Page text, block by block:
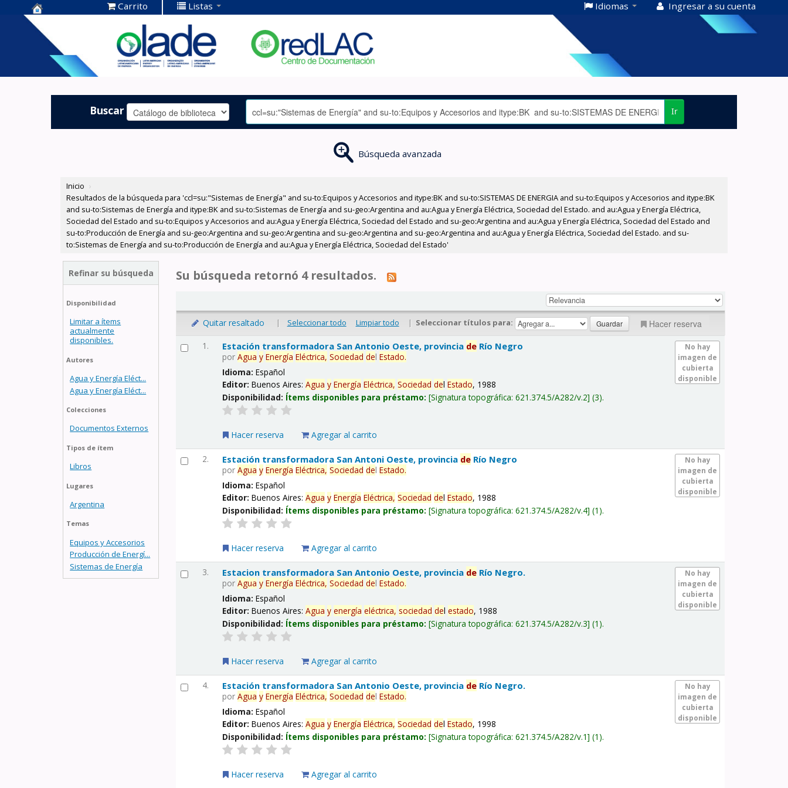
Centro de
Documentación
OLADE -
Carrito Listas Idiomas Ingresar a su cuenta
Buscar Ir
Búsqueda avanzada
Inicio ›
Resultados de la búsqueda para 'ccl=su:"Sistemas de Energía" and su-to:Equipos y Accesorios and itype:BK and su-to:SISTEMAS DE ENERGIA and su-to:Equipos y Accesorios and itype:BK
and su-to:Sistemas de Energía and itype:BK and su-to:Sistemas de Energía and su-geo:Argentina and au:Agua y Energía Eléctrica, Sociedad del Estado. and au:Agua y Energía Eléctrica,
Sociedad del Estado and su-to:Equipos y Accesorios and au:Agua y Energía Eléctrica, Sociedad del Estado and su-geo:Argentina and au:Agua y Energía Eléctrica, Sociedad del Estado and
su-to:Producción de Energía and su-geo:Argentina and su-geo:Argentina and su-geo:Argentina and su-geo:Argentina and au:Agua y Energía Eléctrica, Sociedad del Estado. and su-
to:Sistemas de Energía and su-to:Producción de Energía and au:Agua y Energía Eléctrica, Sociedad del Estado'
Refinar su búsqueda
Disponibilidad
Limitar a ítems
actualmente
disponibles.
Autores
Agua y Energía Eléct...
Agua y Energía Eléct...
Colecciones
Documentos Externos
Tipos de ítem
Libros
Lugares
Argentina
Temas
Equipos y Accesorios
Producción de Energí...
Sistemas de Energía
Su búsqueda retornó 4 resultados.
Quitar resaltado | Seleccionar todo Limpiar todo | Seleccionar títulos para: Hacer reserva
1.
No hay
imagen de
cubierta
disponible
Estación transformadora San Antonio Oeste, provincia de Río Negro
porAgua y Energía Eléctrica, Sociedad delEstado.
Idioma:Español
Editor:Buenos Aires:Agua y Energía Eléctrica, Sociedad delEstado, 1988
Disponibilidad: Ítems disponibles para préstamo: Signatura topográfica:621.374.5/A282/v.2 (3).
Hacer reserva Agregar al carrito
2.
No hay
imagen de
cubierta
disponible
Estación transformadora San Antoni Oeste, provincia de Río Negro
porAgua y Energía Eléctrica, Sociedad delEstado.
Idioma:Español
Editor:Buenos Aires:Agua y Energía Eléctrica, Sociedad delEstado, 1988
Disponibilidad: Ítems disponibles para préstamo: Signatura topográfica:621.374.5/A282/v.4 (1).
Hacer reserva Agregar al carrito
3.
No hay
imagen de
cubierta
disponible
Estacion transformadora San Antonio Oeste, provincia de Río Negro.
porAgua y Energía Eléctrica, Sociedad delEstado.
Idioma:Español
Editor:Buenos Aires:Agua y energía eléctrica, sociedad delestado, 1988
Disponibilidad: Ítems disponibles para préstamo: Signatura topográfica:621.374.5/A282/v.3 (1).
Hacer reserva Agregar al carrito
4.
No hay
imagen de
cubierta
disponible
Estación transformadora San Antonio Oeste, provincia de Río Negro.
porAgua y Energía Eléctrica, Sociedad delEstado.
Idioma:Español
Editor:Buenos Aires:Agua y Energía Eléctrica, Sociedad delEstado, 1998
Disponibilidad: Ítems disponibles para préstamo: Signatura topográfica:621.374.5/A282/v.1 (1).
Hacer reserva Agregar al carrito